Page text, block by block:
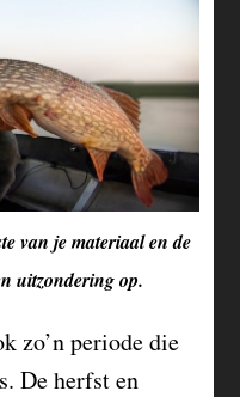
van je materiaal en de
uitzondering op.
zo’n periode die
De herfst en